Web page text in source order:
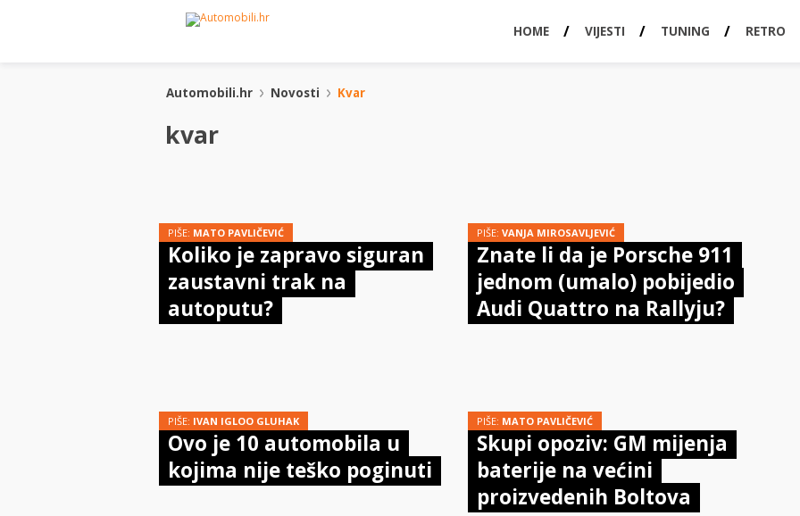
HOME VIJESTI TUNING RETRO
Automobili.hr Novosti Kvar
kvar
PIŠE: MATO PAVLIČEVIĆ
Koliko je zapravo siguran
zaustavni trak na
autoputu?
PIŠE: VANJA MIROSAVLJEVIĆ
Znate li da je Porsche 911
jednom (umalo) pobijedio
Audi Quattro na Rallyju?
PIŠE: IVAN IGLOO GLUHAK
Ovo je 10 automobila u
kojima nije teško poginuti
PIŠE: MATO PAVLIČEVIĆ
Skupi opoziv: GM mijenja
baterije na većini
proizvedenih Boltova